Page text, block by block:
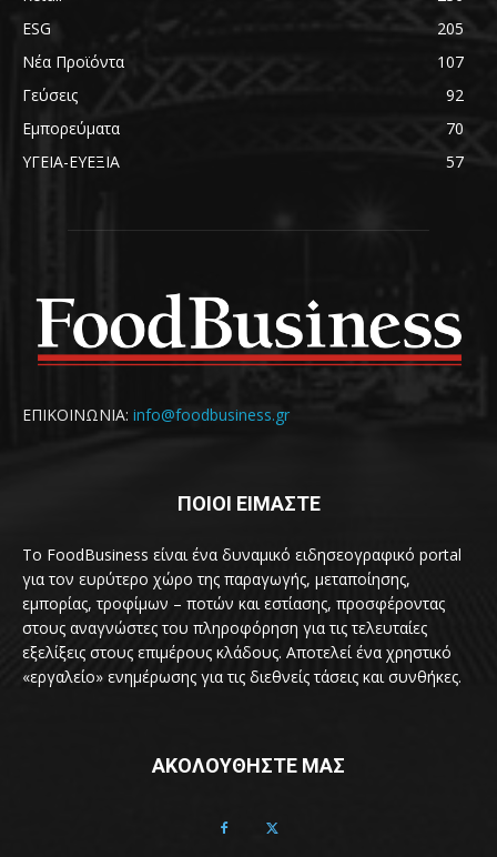
ESG
205
Νέα Προϊόντα
107
Γεύσεις
92
Εμπορεύματα
70
ΥΓΕΙΑ-ΕΥΕΞΙΑ
57
ΕΠΙΚΟΙΝΩΝΙΑ: info@foodbusiness.gr
ΠΟΙΟΙ ΕΙΜΑΣΤΕ
Το FoodBusiness είναι ένα δυναμικό ειδησεογραφικό portal
για τον ευρύτερο χώρο της παραγωγής, μεταποίησης,
εμπορίας, τροφίμων – ποτών και εστίασης, προσφέροντας
στους αναγνώστες του πληροφόρηση για τις τελευταίες
εξελίξεις στους επιμέρους κλάδους. Αποτελεί ένα χρηστικό
«εργαλείο» ενημέρωσης για τις διεθνείς τάσεις και συνθήκες.
ΑΚΟΛΟΥΘΗΣΤΕ ΜΑΣ